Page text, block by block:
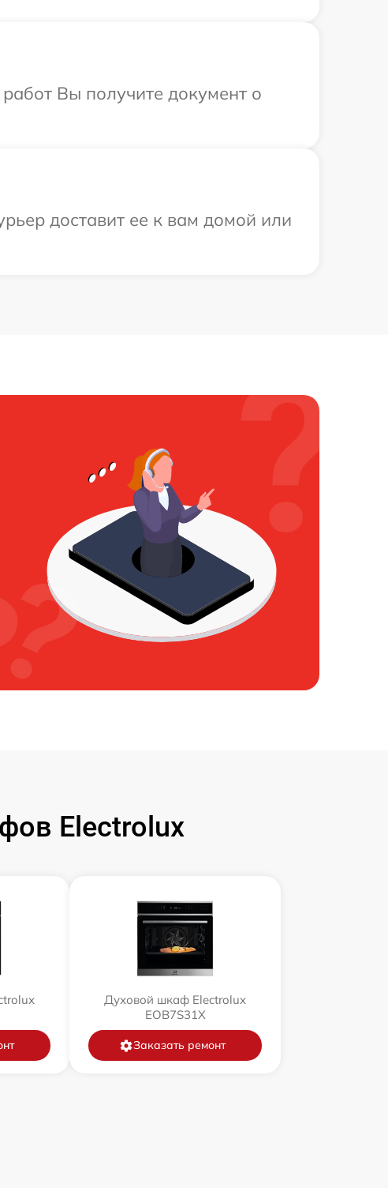
Вы получите документ о
доставит ее к вам домой или
Electrolux
Духовой шкаф Electrolux
EOB7S31X
Заказать ремонт